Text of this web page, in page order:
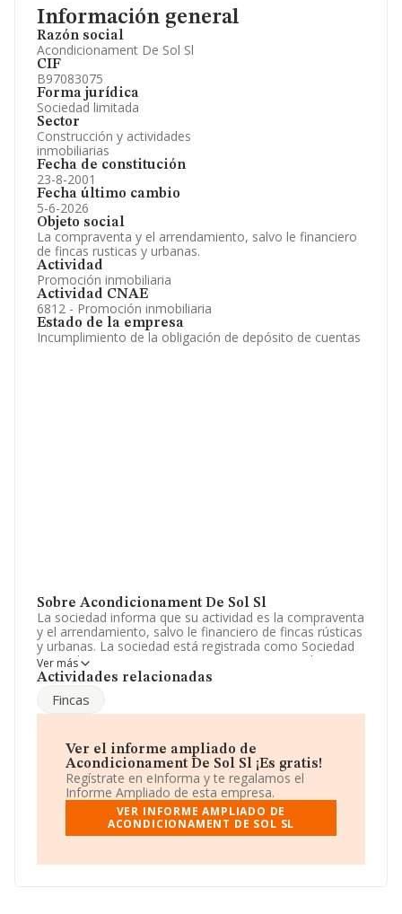
Información general
Razón social
Acondicionament De Sol Sl
CIF
B97083075
Forma jurídica
Sociedad limitada
Sector
Construcción y actividades
inmobiliarias
Fecha de constitución
23-8-2001
Fecha último cambio
5-6-2026
Objeto social
La compraventa y el arrendamiento, salvo le financiero
de fincas rusticas y urbanas.
Actividad
Promoción inmobiliaria
Actividad CNAE
6812 - Promoción inmobiliaria
Estado de la empresa
Incumplimiento de la obligación de depósito de cuentas
Sobre Acondicionament De Sol Sl
La sociedad informa que su actividad es la compraventa
y el arrendamiento, salvo le financiero de fincas rústicas
y urbanas. La sociedad está registrada como Sociedad
Limitada. Tiene CNAE: 6812 - '%cnae%'. No realiza
actividad de importación y/o exportación.
La sociedad
B97083075, está situada en Calle Calvari núm. 21 1 1,
En relación con el sector y disponiendo de los datos de
hasta 231.218 empresas, a nivel nacional la facturación
asciende a 29.817 millones de euros y se estima que el
promedio de la facturación entre todas las empresas es
de 128 mil euros. Respecto a la información de la
provincia (hablamos de Valencia), en la base de datos
2008 han alcanzado los 742 millones de euros. Por
Ver más
Actividades relacionadas
Fincas
Ver el informe ampliado de
Acondicionament De Sol Sl ¡Es gratis!
Regístrate en eInforma y te regalamos el
Informe Ampliado de esta empresa.
VER INFORME AMPLIADO DE
ACONDICIONAMENT DE SOL SL
Información oficial y registral complementaria.